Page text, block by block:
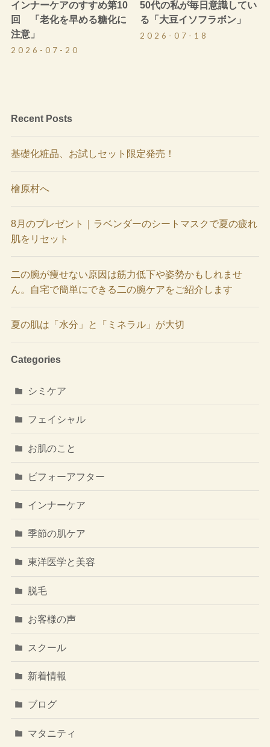
インナーケアのすすめ第10
回 「老化を早める糖化に
注意」
2026-07-20
50代の私が毎日意識してい
る「大豆イソフラボン」
2026-07-18
Recent Posts
基礎化粧品、お試しセット限定発売！
檜原村へ
8月のプレゼント｜ラベンダーのシートマスクで夏の疲れ
肌をリセット
二の腕が痩せない原因は筋力低下や姿勢かもしれませ
ん。自宅で簡単にできる二の腕ケアをご紹介します
夏の肌は「水分」と「ミネラル」が大切
Categories
シミケア
フェイシャル
お肌のこと
ビフォーアフター
インナーケア
季節の肌ケア
東洋医学と美容
脱毛
お客様の声
スクール
新着情報
ブログ
マタニティ